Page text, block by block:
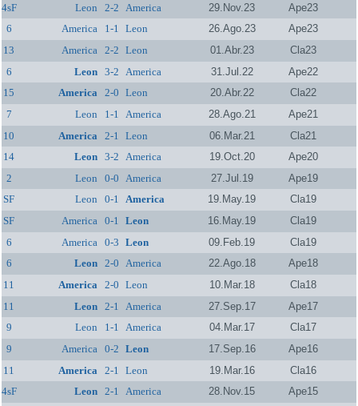
4sF
Leon 2-2 America 29.Nov.23
Ape23
6
America 1-1 Leon 26.Ago.23
Ape23
13
America 2-2 Leon 01.Abr.23
Cla23
6
Leon 3-2 America 31.Jul.22
Ape22
15
America 2-0 Leon 20.Abr.22
Cla22
7
Leon 1-1 America 28.Ago.21
Ape21
10
America 2-1 Leon 06.Mar.21
Cla21
14
Leon 3-2 America 19.Oct.20
Ape20
2
Leon 0-0 America 27.Jul.19
Ape19
SF
Leon 0-1 America 19.May.19
Cla19
SF
America 0-1 Leon 16.May.19
Cla19
6
America 0-3 Leon 09.Feb.19
Cla19
6
Leon 2-0 America 22.Ago.18
Ape18
11
America 2-0 Leon 10.Mar.18
Cla18
11
Leon 2-1 America 27.Sep.17
Ape17
9
Leon 1-1 America 04.Mar.17
Cla17
9
America 0-2 Leon 17.Sep.16
Ape16
11
America 2-1 Leon 19.Mar.16
Cla16
4sF
Leon 2-1 America 28.Nov.15
Ape15